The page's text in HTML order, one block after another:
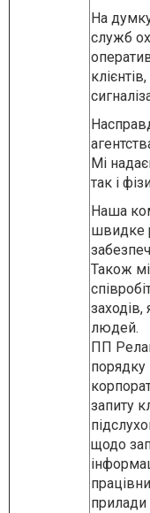
На
служб
Мі
так і
Наша
швидке
Також
заходів,
людей.
ПП
порядку
запиту
щодо